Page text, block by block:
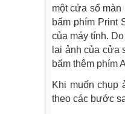
một cửa sổ
bấm phím Print
của máy tính.
lại ảnh của cửa
bấm thêm phím
Khi muốn chụp
theo các bước